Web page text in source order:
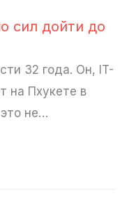
сил дойти до
32 года. Он, IT-
на Пхукете в
не…